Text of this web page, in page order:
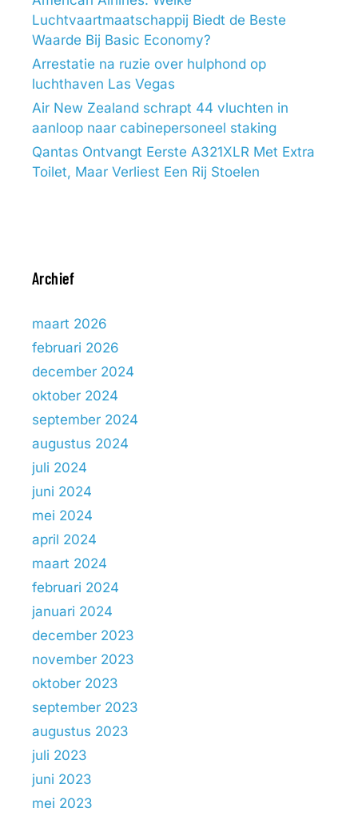
Luchtvaartmaatschappij Biedt de Beste
Waarde Bij Basic Economy?
Arrestatie na ruzie over hulphond op
luchthaven Las Vegas
Air New Zealand schrapt 44 vluchten in
aanloop naar cabinepersoneel staking
Qantas Ontvangt Eerste A321XLR Met Extra
Toilet, Maar Verliest Een Rij Stoelen
Archief
maart 2026
februari 2026
december 2024
oktober 2024
september 2024
augustus 2024
juli 2024
juni 2024
mei 2024
april 2024
maart 2024
februari 2024
januari 2024
december 2023
november 2023
oktober 2023
september 2023
augustus 2023
juli 2023
juni 2023
mei 2023